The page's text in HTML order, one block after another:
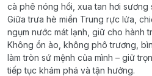
cà phê nóng hổi, xua tan hơi sương
Giữa trưa hè miền Trung rực lửa,
ngụm nước mát lạnh, giữ cho hành
Không ồn ào, không phô trương,
làm tròn sứ mệnh của mình – giữ
tiếp tục khám phá và tận hưởng.